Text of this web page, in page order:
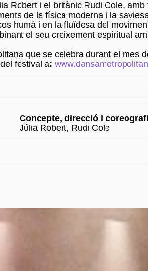
Robert i el britànic Rudi Cole,
de la física moderna i la
humà i en la fluïdesa del
el seu creixement espiritual
que se celebra durant el mes
festival a:
Concepte, direcció i
Júlia Robert, Rudi Cole